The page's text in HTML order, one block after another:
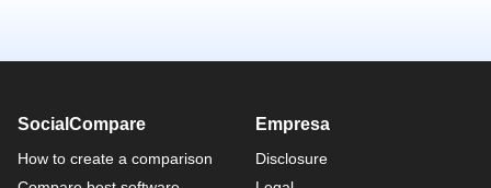
SocialCompare
How to create a comparison
Empresa
Disclosure